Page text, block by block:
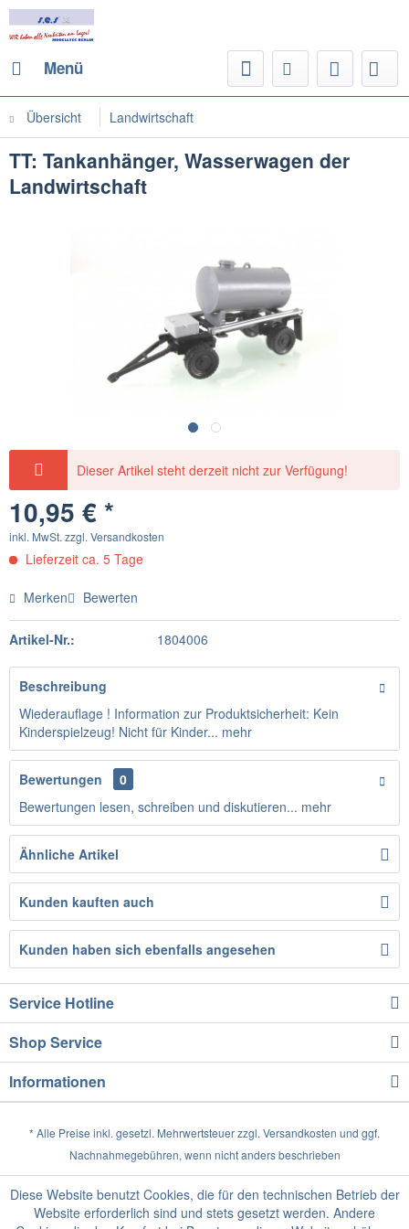
Menü
Übersicht Landwirtschaft
TT: Tankanhänger, Wasserwagen der
Landwirtschaft
Dieser Artikel steht derzeit nicht zur Verfügung!
10,95 € *
inkl. MwSt. zzgl. Versandkosten
Lieferzeit ca. 5 Tage
Merken Bewerten
Artikel-Nr.: 1804006
Beschreibung
Wiederauflage ! Information zur Produktsicherheit: Kein
Kinderspielzeug! Nicht für Kinder... mehr
Bewertungen
0
Bewertungen lesen, schreiben und diskutieren... mehr
Ähnliche Artikel
Kunden kauften auch
Kunden haben sich ebenfalls angesehen
Service Hotline
Shop Service
Informationen
* Alle Preise inkl. gesetzl. Mehrwertsteuer zzgl. Versandkosten und ggf.
Nachnahmegebühren, wenn nicht anders beschrieben
Diese Website benutzt Cookies, die für den technischen Betrieb der
Website erforderlich sind und stets gesetzt werden. Andere